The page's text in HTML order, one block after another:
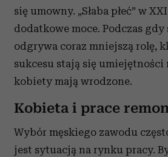
się umowny. „Słaba płeć” w
dodatkowe moce. Podczas gdy
odgrywa coraz mniejszą rolę,
sukcesu stają się umiejętności
kobiety mają wrodzone.
Kobieta i prace
Wybór męskiego zawodu
jest sytuacją na rynku pracy.